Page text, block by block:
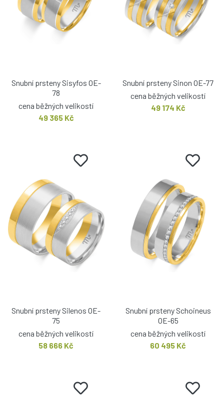
Snubní prsteny Sisyfos OE-
78
cena běžných velikostí
49 365 Kč
Snubní prsteny Sinon OE-77
cena běžných velikostí
49 174 Kč
Snubní prsteny Silenos OE-
75
cena běžných velikostí
58 666 Kč
Snubní prsteny Schoineus
OE-65
cena běžných velikostí
60 495 Kč